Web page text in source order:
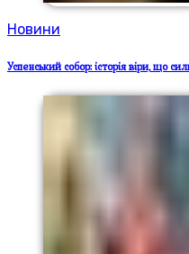
Новини
Успенський собор: історія віри, що